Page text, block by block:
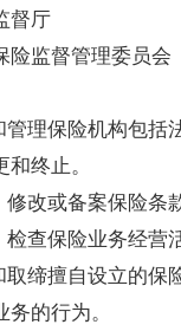
厅
监督管理委员会
理保险机构包括
终止。
改或备案保险条
查保险业务经营
缔擅自设立的保
的行为。